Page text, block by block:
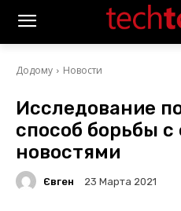
Додому Новости
Исследование
способ борьбы
новостями
Євген 23 Марта 2021